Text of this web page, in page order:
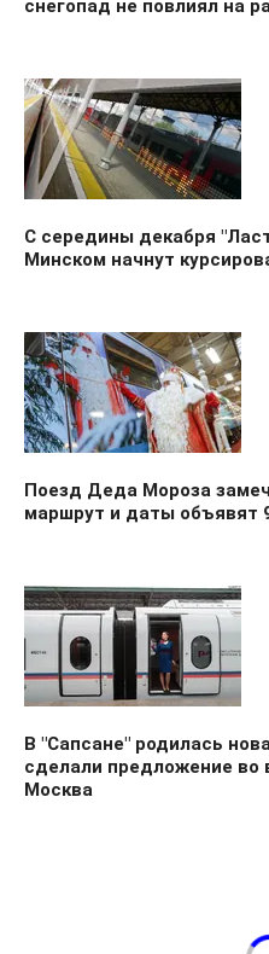
снегопад не повлиял на
С середины декабря
Минском начнут
Поезд Деда Мороза
маршрут и даты объявят
В "Сапсане" родилась
сделали предложение во
Москва